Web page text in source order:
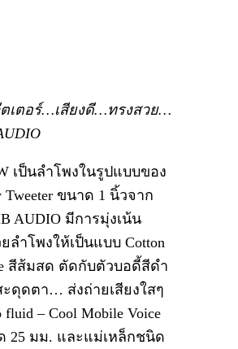
เตอร์…เสียงดี…ทรงสวย…
เป็นลำโพงในรูปแบบของ
Tweeter ขนาด 1 นิ้วจาก
AUDIO มีการมุ่งเน้น
ลำโพงให้เป็นแบบ Cotton
สีส้มสด ตัดกับตัวบอดี้สีดำ
ดุดตา… ส่งถ่ายเสียงใสๆ
fluid – Cool Mobile Voice
25 มม. และแม่เหล็กชนิด